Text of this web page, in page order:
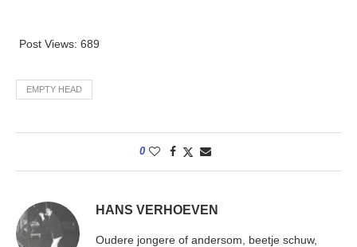
Post Views: 689
EMPTY HEAD
0
HANS VERHOEVEN
Oudere jongere of andersom, beetje schuw,